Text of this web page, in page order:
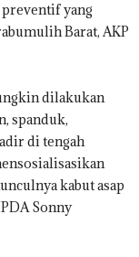
preventif yang
Barat, AKP
dilakukan
spanduk,
di tengah
kabut asap
Sonny